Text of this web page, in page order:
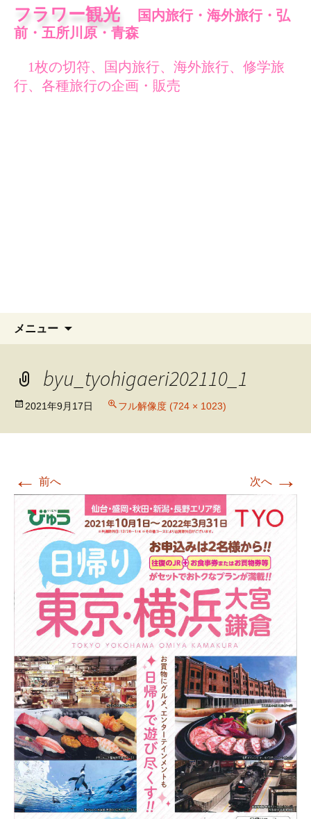
フラワー観光
国内旅行・海外旅行・弘
前・五所川原・青森
1枚の切符、国内旅行、海外旅行、修学旅
行、各種旅行の企画・販売
メニュー
ツ
へ
byu_tyohigaeri202110_1
2021年9月17日 フル解像度 (724 × 1023)
← 前へ 次へ →